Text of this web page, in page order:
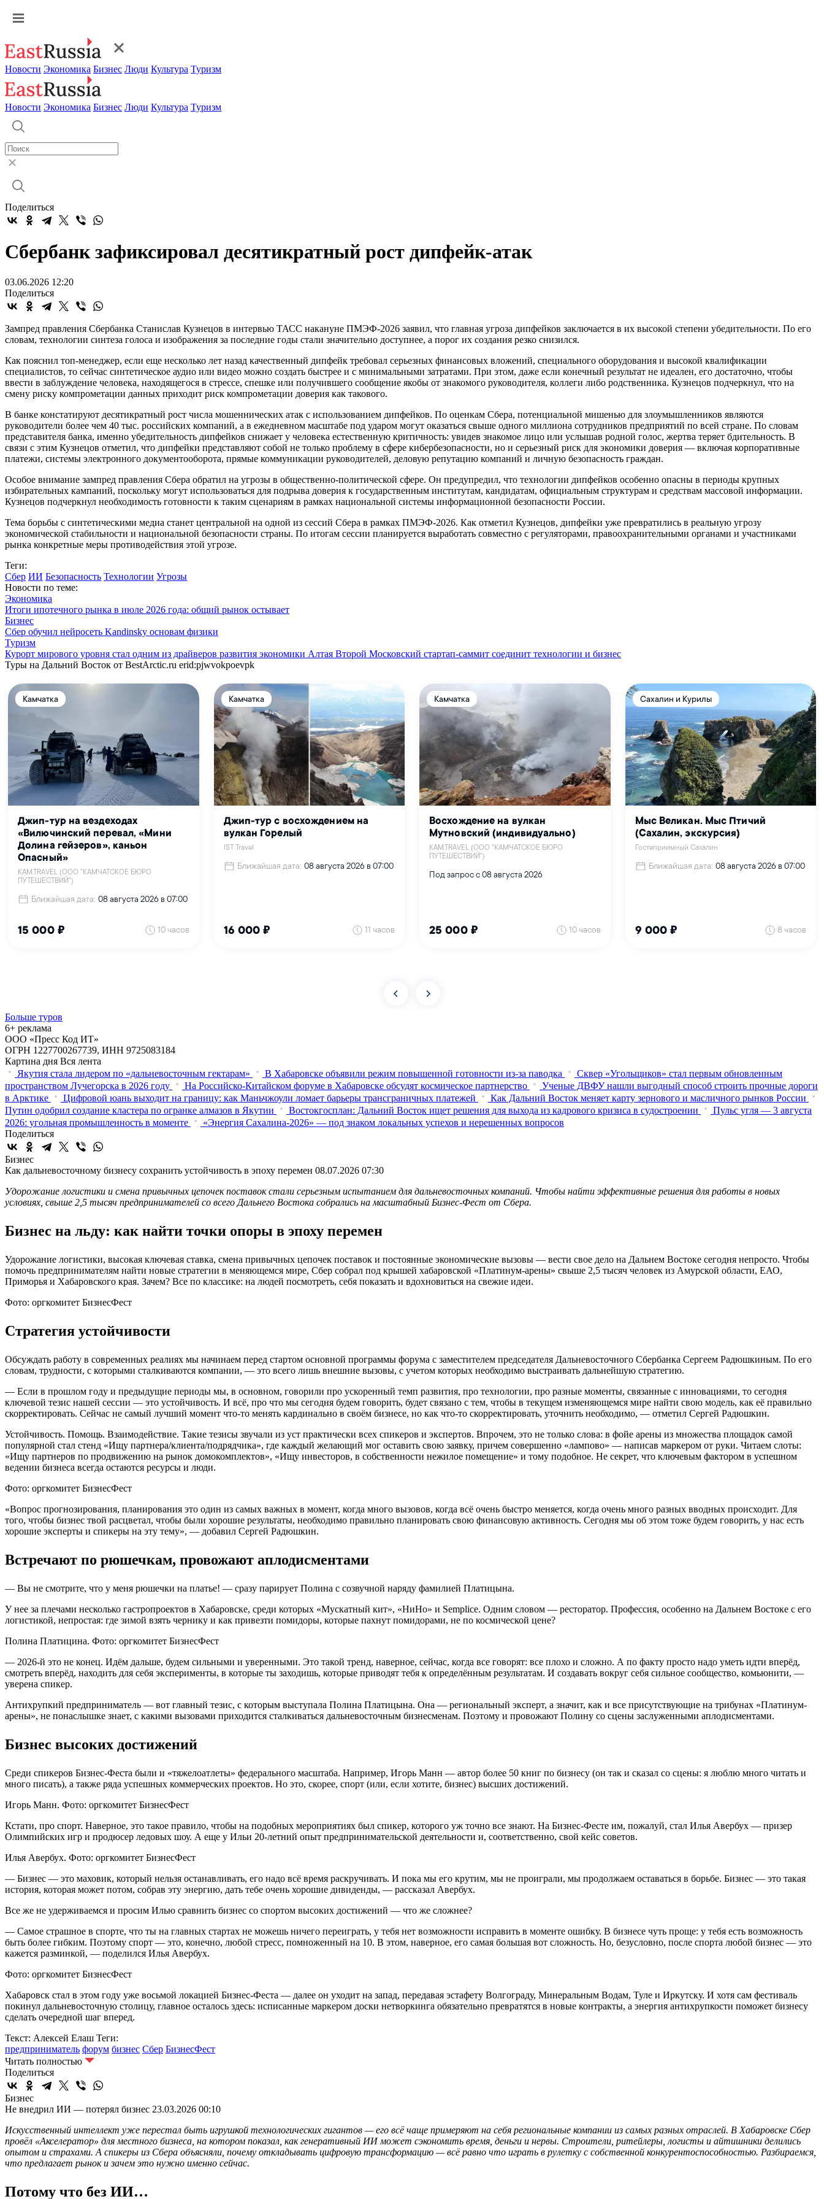
Новости Экономика Бизнес Люди Культура Туризм
Новости Экономика Бизнес Люди Культура Туризм
Поделиться
Сбербанк зафиксировал десятикратный рост дипфейк-атак
03.06.2026 12:20
Поделиться
Зампред правления Сбербанка Станислав Кузнецов в интервью ТАСС накануне ПМЭФ-2026 заявил, что главная угроза дипфейков заключается в их высокой степени убедительности. По его
словам, технологии синтеза голоса и изображения за последние годы стали значительно доступнее, а порог их создания резко снизился.
Как пояснил топ-менеджер, если еще несколько лет назад качественный дипфейк требовал серьезных финансовых вложений, специального оборудования и высокой квалификации
специалистов, то сейчас синтетическое аудио или видео можно создать быстрее и с минимальными затратами. При этом, даже если конечный результат не идеален, его достаточно, чтобы
ввести в заблуждение человека, находящегося в стрессе, спешке или получившего сообщение якобы от знакомого руководителя, коллеги либо родственника. Кузнецов подчеркнул, что на
смену риску компрометации данных приходит риск компрометации доверия как такового.
В банке констатируют десятикратный рост числа мошеннических атак с использованием дипфейков. По оценкам Сбера, потенциальной мишенью для злоумышленников являются
руководители более чем 40 тыс. российских компаний, а в ежедневном масштабе под ударом могут оказаться свыше одного миллиона сотрудников предприятий по всей стране. По словам
представителя банка, именно убедительность дипфейков снижает у человека естественную критичность: увидев знакомое лицо или услышав родной голос, жертва теряет бдительность. В
связи с этим Кузнецов отметил, что дипфейки представляют собой не только проблему в сфере кибербезопасности, но и серьезный риск для экономики доверия — включая корпоративные
платежи, системы электронного документооборота, прямые коммуникации руководителей, деловую репутацию компаний и личную безопасность граждан.
Особое внимание зампред правления Сбера обратил на угрозы в общественно-политической сфере. Он предупредил, что технологии дипфейков особенно опасны в периоды крупных
избирательных кампаний, поскольку могут использоваться для подрыва доверия к государственным институтам, кандидатам, официальным структурам и средствам массовой информации.
Кузнецов подчеркнул необходимость готовности к таким сценариям в рамках национальной системы информационной безопасности России.
Тема борьбы с синтетическими медиа станет центральной на одной из сессий Сбера в рамках ПМЭФ-2026. Как отметил Кузнецов, дипфейки уже превратились в реальную угрозу
экономической стабильности и национальной безопасности страны. По итогам сессии планируется выработать совместно с регуляторами, правоохранительными органами и участниками
рынка конкретные меры противодействия этой угрозе.
Теги:
Сбер ИИ Безопасность Технологии Угрозы
Новости по теме:
Экономика
Итоги ипотечного рынка в июле 2026 года: общий рынок остывает
Бизнес
Сбер обучил нейросеть Kandinsky основам физики
Туризм
Курорт мирового уровня стал одним из драйверов развития экономики Алтая Второй Московский стартап-саммит соединит технологии и бизнес
Туры на Дальний Восток от BestArctic.ru erid:pjwvokpoevpk
Больше туров
6+ реклама
ООО «Пресс Код ИТ»
ОГРН 1227700267739, ИНН 9725083184
Картина дня Вся лента
Якутия стала лидером по «дальневосточным гектарам»
В Хабаровске объявили режим повышенной готовности из‑за паводка
Сквер «Угольщиков» стал первым обновленным
пространством Лучегорска в 2026 году
На Российско-Китайском форуме в Хабаровске обсудят космическое партнерство
Ученые ДВФУ нашли выгодный способ строить прочные дороги
в Арктике
Цифровой юань выходит на границу: как Маньчжоули ломает барьеры трансграничных платежей
Как Дальний Восток меняет карту зернового и масличного рынков России
Путин одобрил создание кластера по огранке алмазов в Якутии
Востокгосплан: Дальний Восток ищет решения для выхода из кадрового кризиса в судостроении
Пульс угля — 3 августа
2026: угольная промышленность в моменте
«Энергия Сахалина-2026» — под знаком локальных успехов и нерешенных вопросов
Поделиться
Бизнес
Как дальневосточному бизнесу сохранить устойчивость в эпоху перемен 08.07.2026 07:30
Удорожание логистики и смена привычных цепочек поставок стали серьезным испытанием для дальневосточных компаний. Чтобы найти эффективные решения для работы в новых
условиях, свыше 2,5 тысяч предпринимателей со всего Дальнего Востока собрались на масштабный Бизнес-Фест от Сбера.
Бизнес на льду: как найти точки опоры в эпоху перемен
Удорожание логистики, высокая ключевая ставка, смена привычных цепочек поставок и постоянные экономические вызовы — вести свое дело на Дальнем Востоке сегодня непросто. Чтобы
помочь предпринимателям найти новые стратегии в меняющемся мире, Сбер собрал под крышей хабаровской «Платинум-арены» свыше 2,5 тысяч человек из Амурской области, ЕАО,
Приморья и Хабаровского края. Зачем? Все по классике: на людей посмотреть, себя показать и вдохновиться на свежие идеи.
Фото: оргкомитет БизнесФест
Стратегия устойчивости
Обсуждать работу в современных реалиях мы начинаем перед стартом основной программы форума с заместителем председателя Дальневосточного Сбербанка Сергеем Радюшкиным. По его
словам, трудности, с которыми сталкиваются компании, — это всего лишь внешние вызовы, с учетом которых необходимо выстраивать дальнейшую стратегию.
— Если в прошлом году и предыдущие периоды мы, в основном, говорили про ускоренный темп развития, про технологии, про разные моменты, связанные с инновациями, то сегодня
ключевой тезис нашей сессии — это устойчивость. И всё, про что мы сегодня будем говорить, будет связано с тем, чтобы в текущем изменяющемся мире найти свою модель, как её правильно
скорректировать. Сейчас не самый лучший момент что-то менять кардинально в своём бизнесе, но как что-то скорректировать, уточнить необходимо, — отметил Сергей Радюшкин.
Устойчивость. Помощь. Взаимодействие. Такие тезисы звучали из уст практически всех спикеров и экспертов. Впрочем, это не только слова: в фойе арены из множества площадок самой
популярной стал стенд «Ищу партнера/клиента/подрядчика», где каждый желающий мог оставить свою заявку, причем совершенно «лампово» — написав маркером от руки. Читаем слоты:
«Ищу партнеров по продвижению на рынок домокомплектов», «Ищу инвесторов, в собственности нежилое помещение» и тому подобное. Не секрет, что ключевым фактором в успешном
ведении бизнеса всегда остаются ресурсы и люди.
Фото: оргкомитет БизнесФест
«Вопрос прогнозирования, планирования это один из самых важных в момент, когда много вызовов, когда всё очень быстро меняется, когда очень много разных вводных происходит. Для
того, чтобы бизнес твой расцветал, чтобы были хорошие результаты, необходимо правильно планировать свою финансовую активность. Сегодня мы об этом тоже будем говорить, у нас есть
хорошие эксперты и спикеры на эту тему», — добавил Сергей Радюшкин.
Встречают по рюшечкам, провожают аплодисментами
— Вы не смотрите, что у меня рюшечки на платье! — сразу парирует Полина с созвучной наряду фамилией Платицына.
У нее за плечами несколько гастропроектов в Хабаровске, среди которых «Мускатный кит», «НиНо» и Semplice. Одним словом — ресторатор. Профессия, особенно на Дальнем Востоке с его
логистикой, непростая: где зимой взять чернику и как привезти помидоры, которые пахнут помидорами, не по космической цене?
Полина Платицина. Фото: оргкомитет БизнесФест
— 2026-й это не конец. Идём дальше, будем сильными и уверенными. Это такой тренд, наверное, сейчас, когда все говорят: все плохо и сложно. А по факту просто надо уметь идти вперёд,
смотреть вперёд, находить для себя эксперименты, в которые ты заходишь, которые приводят тебя к определённым результатам. И создавать вокруг себя сильное сообщество, комьюнити, —
уверена спикер.
Антихрупкий предприниматель — вот главный тезис, с которым выступала Полина Платицына. Она — региональный эксперт, а значит, как и все присутствующие на трибунах «Платинум-
арены», не понаслышке знает, с какими вызовами приходится сталкиваться дальневосточным бизнесменам. Поэтому и провожают Полину со сцены заслуженными аплодисментами.
Бизнес высоких достижений
Среди спикеров Бизнес-Феста были и «тяжелоатлеты» федерального масштаба. Например, Игорь Манн — автор более 50 книг по бизнесу (он так и сказал со сцены: я люблю много читать и
много писать), а также ряда успешных коммерческих проектов. Но это, скорее, спорт (или, если хотите, бизнес) высших достижений.
Игорь Манн. Фото: оргкомитет БизнесФест
Кстати, про спорт. Наверное, это такое правило, чтобы на подобных мероприятиях был спикер, которого уж точно все знают. На Бизнес-Фесте им, пожалуй, стал Илья Авербух — призер
Олимпийских игр и продюсер ледовых шоу. А еще у Ильи 20-летний опыт предпринимательской деятельности и, соответственно, свой кейс советов.
Илья Авербух. Фото: оргкомитет БизнесФест
— Бизнес — это маховик, который нельзя останавливать, его надо всё время раскручивать. И пока мы его крутим, мы не проиграли, мы продолжаем оставаться в борьбе. Бизнес — это такая
история, которая может потом, собрав эту энергию, дать тебе очень хорошие дивиденды, — рассказал Авербух.
Все же не удерживаемся и просим Илью сравнить бизнес со спортом высоких достижений — что же сложнее?
— Самое страшное в спорте, что ты на главных стартах не можешь ничего переиграть, у тебя нет возможности исправить в моменте ошибку. В бизнесе чуть проще: у тебя есть возможность
быть более гибким. Поэтому спорт — это, конечно, любой стресс, помноженный на 10. В этом, наверное, его самая большая вот сложность. Но, безусловно, после спорта любой бизнес — это
кажется разминкой, — поделился Илья Авербух.
Фото: оргкомитет БизнесФест
Хабаровск стал в этом году уже восьмой локацией Бизнес-Феста — далее он уходит на запад, передавая эстафету Волгограду, Минеральным Водам, Туле и Иркутску. И хотя сам фестиваль
покинул дальневосточную столицу, главное осталось здесь: исписанные маркером доски нетворкинга обязательно превратятся в новые контракты, а энергия антихрупкости поможет бизнесу
сделать очередной шаг вперед.
Текст: Алексей Елаш Теги:
предприниматель форум бизнес Сбер БизнесФест
Читать полностью
Поделиться
Бизнес
Не внедрил ИИ — потерял бизнес 23.03.2026 00:10
Искусственный интеллект уже перестал быть игрушкой технологических гигантов — его всё чаще примеряют на себя региональные компании из самых разных отраслей. В Хабаровске Сбер
провёл «Акселератор» для местного бизнеса, на котором показал, как генеративный ИИ может сэкономить время, деньги и нервы. Строители, ритейлеры, логисты и айтишники делились
опытом и страхами. А спикеры из Сбера объясняли, почему откладывать цифровую трансформацию — всё равно что играть в рулетку с собственной конкурентоспособностью. Разбираемся,
что предлагает рынок и зачем это нужно именно сейчас.
Потому что без ИИ…